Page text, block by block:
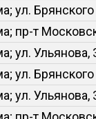
ул.
пр-т
ул.
ул.
ул.